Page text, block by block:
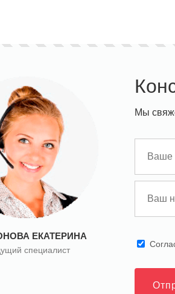
ЕКАТЕРИНА
специалист
Мы